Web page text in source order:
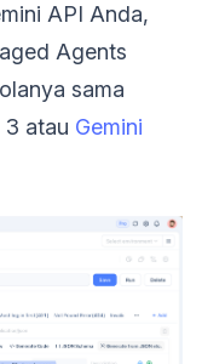
API Anda,
Agents
sama
3 atau Gemini